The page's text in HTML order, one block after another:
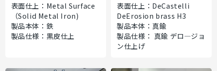
表面仕上：Metal Surface
（Solid Metal Iron)
製品本体：鉄
製品仕様：黒皮仕上
表面仕上：DeCastelli
DeErosion brass H3
製品本体：真鍮
製品仕様： 真鍮 デロ―ジョ
ン仕上げ